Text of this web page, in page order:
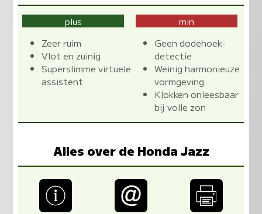
plus
Zeer ruim
Vlot en zuinig
Superslimme virtuele
assistent
min
Geen dodehoek-
detectie
Weinig harmonieuze
vormgeving
Klokken onleesbaar
bij volle zon
Alles over de Honda Jazz